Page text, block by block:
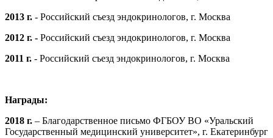
2013 г. - Российский съезд эндокринологов, г. Москва
2012 г. - Российский съезд эндокринологов, г. Москва
2011 г. - Российский съезд эндокринологов, г. Москва
Награды:
2018 г. – Благодарственное письмо ФГБОУ ВО «Уральский
Государственный медицинский университет», г. Екатеринбург